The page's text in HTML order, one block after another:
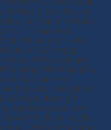
Hg (II) ban đầu và
phụ. Sự hấp phụ tuân
(Tiwari et al.,
(II) tối ưu ở pH ∼5,6,
đa là 12,63 mg/g
của RHA được ghi
năng RHA hấp phụ
đạt cao nhất
tiếp xúc là 60 phút
30 mg/L được ghi
nghiên cứu so sánh
với Pb (II) và Hg (II)
al. (2004) thấy rằng